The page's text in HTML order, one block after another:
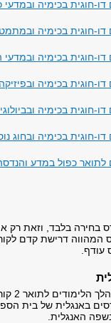
דו-חוגית בכימיה
דו-חוגית בכימיה
דו-חוגית בכימיה
דו-חוגית בכימיה ובפיזיקה
חוגית בכימיה
דו-חוגית בכימיה
לתואר כפול במדע
בחירה בלבד, וזאת
המהווה דרישת קדם
עודף.
יש
באנגלית של בית
האנגלית.